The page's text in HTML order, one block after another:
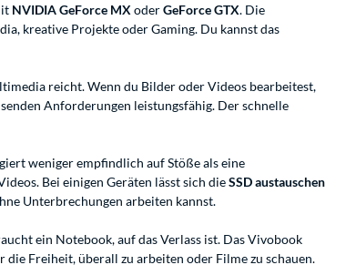
NVIDIA GeForce MX oderGeForce GTX. Die
kreative Projekte oder Gaming. Du kannst das
reicht. Wenn du Bilder oder Videos bearbeitest,
Anforderungen leistungsfähig. Der schnelle
weniger empfindlich auf Stöße als eine
Bei einigen Geräten lässt sich dieSSD austauschen
Unterbrechungen arbeiten kannst.
ein Notebook, auf das Verlass ist. Das Vivobook
Freiheit, überall zu arbeiten oder Filme zu schauen.